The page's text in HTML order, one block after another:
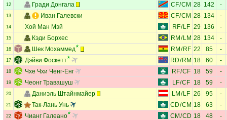
12 Гради Донгала CF/CM 28 142 -
13 Иван Галевски CF/CM 28 134 -
14 Хой Ман Мэй RF/LF 29 136 -
15 Кэди Борхес RM /LM 28 134 -
16 Шек Мохаммед RM / RF 22 85 -
17 Дэйви Фоскетт RD/ RM 18 60 -
18 Чхе Чхи Ченг-Енг RF/CF 18 59 -
19 Чеонг Травашуш LF/CF 18 59 -
20 Даниэль Штайнмайер LM / LF 26 95 -
21 Так-Лань Унь CD/CM 18 63 -
22 Чианг Галеано CM /CD 18 48 -